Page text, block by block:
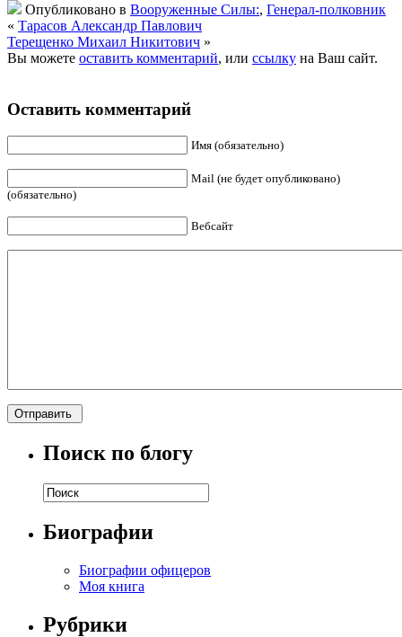
Опубликовано в Вооруженные Силы:, Генерал-полковник
« Тарасов Александр Павлович
Терещенко Михаил Никитович »
Вы можете оставить комментарий, или ссылку на Ваш сайт.
Оставить комментарий
Имя (обязательно)
Mail (не будет опубликовано)
(обязательно)
Вебсайт
Поиск по блогу
Биографии
Биографии офицеров
Моя книга
Рубрики